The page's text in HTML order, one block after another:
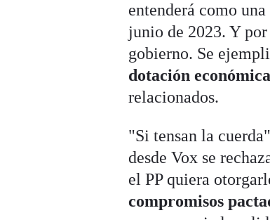
entenderá como
junio de 2023. Y
gobierno. Se
dotación
relacionados.
"Si tensan la
desde Vox se
el PP quiera
compromisos